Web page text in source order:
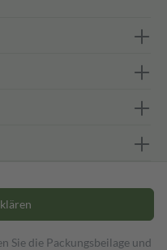
Sie die Packungsbeilage und